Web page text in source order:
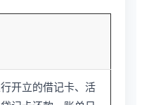
开立的借记卡、活